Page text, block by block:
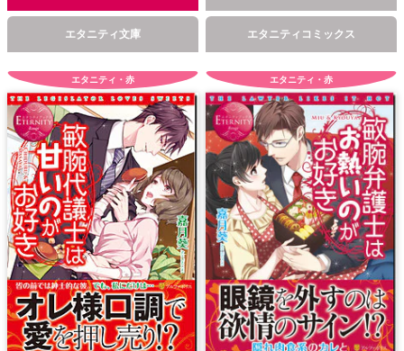
エタニティ文庫 エタニティコミックス
エタニティ・赤 エタニティ・赤